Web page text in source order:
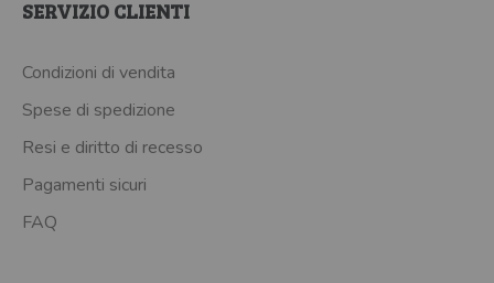
SERVIZIO CLIENTI
Condizioni di vendita
Spese di spedizione
Resi e diritto di recesso
Pagamenti sicuri
FAQ